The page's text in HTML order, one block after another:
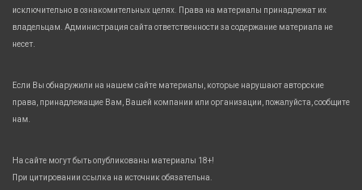
исключительно в ознакомительных целях. Права на материалы принадлежат их
владельцам. Администрация сайта ответственности за содержание материала не
несет.
Если Вы обнаружили на нашем сайте материалы, которые нарушают авторские
права, принадлежащие Вам, Вашей компании или организации, пожалуйста, сообщите
нам.
На сайте могут быть опубликованы материалы 18+!
При цитировании ссылка на источник обязательна.